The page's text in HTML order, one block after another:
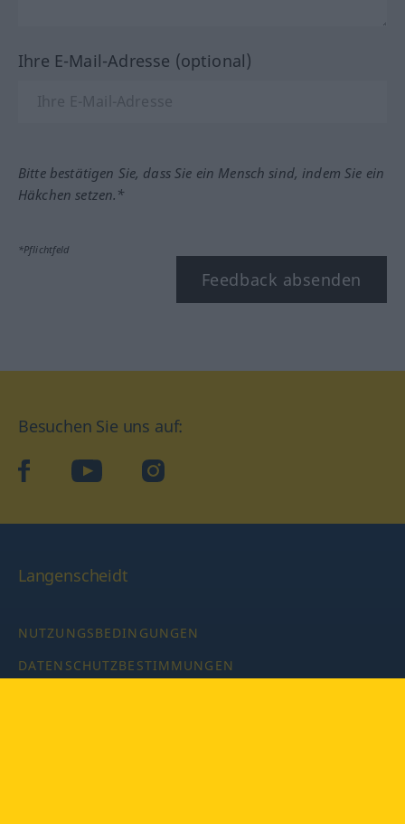
Ihre E-Mail-Adresse (optional)
Bitte bestätigen Sie, dass Sie ein Mensch sind, indem Sie ein
Häkchen setzen.*
*Pflichtfeld
Feedback absenden
Besuchen Sie uns auf:
facebookYouTube Instagram
Langenscheidt
NUTZUNGSBEDINGUNGEN
DATENSCHUTZBESTIMMUNGEN